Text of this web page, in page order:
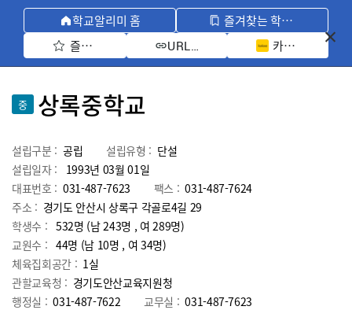
학교알리미 홈
즐겨찾는 학교 모아보기
즐겨찾기 선택
URL 복사 카카오톡 공유
중 상록중학교
설립구분 : 공립 설립유형 : 단설
설립일자 :
1993년 03월 01일
대표번호 : 031-487-7623 팩스 : 031-487-7624
주소 : 경기도 안산시 상록구 각골로4길 29
학생수 : 532명 (남 243명 , 여 289명)
교원수 : 44명 (남 10명 , 여 34명)
체육집회공간 : 1실
관할교육청 : 경기도안산교육지원청
행정실 : 031-487-7622 교무실 : 031-487-7623